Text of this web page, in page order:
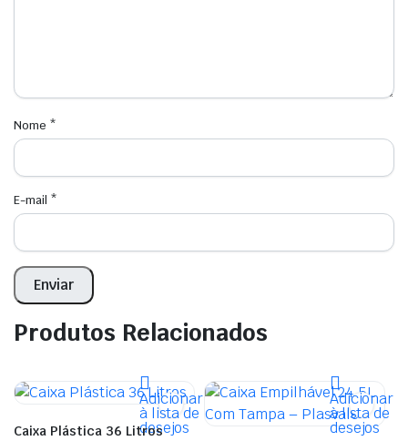
Nome *
E-mail *
Produtos Relacionados
Adicionar
à lista de
desejos
Caixa Plástica 36 Litros
Adicionar
à lista de
desejos